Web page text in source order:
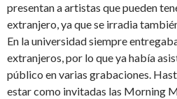
presentan a artistas que pueden
extranjero, ya que se irradia
En la universidad siempre
extranjeros, por lo que ya había
público en varias grabaciones.
estar como invitadas las Morning